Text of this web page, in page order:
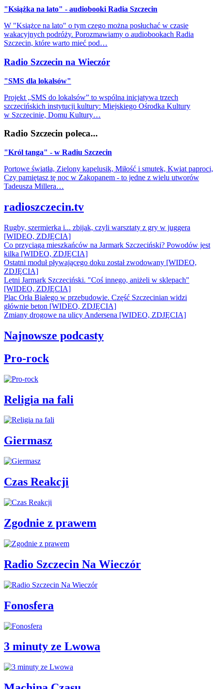
"Książka na lato" - audiobooki Radia Szczecin
W "Książce na lato" o tym czego można posłuchać w czasie
wakacyjnych podróży. Porozmawiamy o audiobookach Radia
Szczecin, które warto mieć pod…
Radio Szczecin na Wieczór
"SMS dla lokalsów"
Projekt „SMS do lokalsów” to wspólna inicjatywa trzech
szczecińskich instytucji kultury: Miejskiego Ośrodka Kultury
w Szczecinie, Domu Kultury…
Radio Szczecin poleca...
"Król tanga" - w Radiu Szczecin
Portowe światła, Zielony kapelusik, Miłość i smutek, Kwiat paproci,
Czy pamiętasz tę noc w Zakopanem - to jedne z wielu utworów
Tadeusza Millera…
radioszczecin.tv
Rugby, szermierka i... zbijak, czyli warsztaty z gry w juggera
[WIDEO, ZDJĘCIA]
Co przyciąga mieszkańców na Jarmark Szczeciński? Powodów jest
kilka [WIDEO, ZDJĘCIA]
Ostatni moduł pływającego doku został zwodowany [WIDEO,
ZDJĘCIA]
Letni Jarmark Szczeciński. "Coś innego, aniżeli w sklepach"
[WIDEO, ZDJĘCIA]
Plac Orła Białego w przebudowie. Część Szczecinian widzi
głównie beton [WIDEO, ZDJĘCIA]
Zmiany drogowe na ulicy Andersena [WIDEO, ZDJĘCIA]
Najnowsze podcasty
Pro-rock
Religia na fali
Giermasz
Czas Reakcji
Zgodnie z prawem
Radio Szczecin Na Wieczór
Fonosfera
3 minuty ze Lwowa